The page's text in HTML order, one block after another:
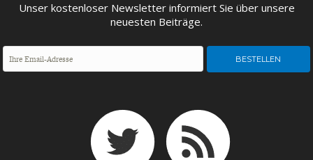
Unser kostenloser Newsletter informiert Sie über unsere
neuesten Beiträge.